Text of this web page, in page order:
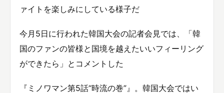
ァイトを楽しみにしている様子だ
今月5日に行われた韓国大会の記者会見では、「韓
国のファンの皆様と国境を越えたいいフィーリング
ができたら」とコメントした
『ミノワマン第5話“時流の巻”』。韓国大会ではい